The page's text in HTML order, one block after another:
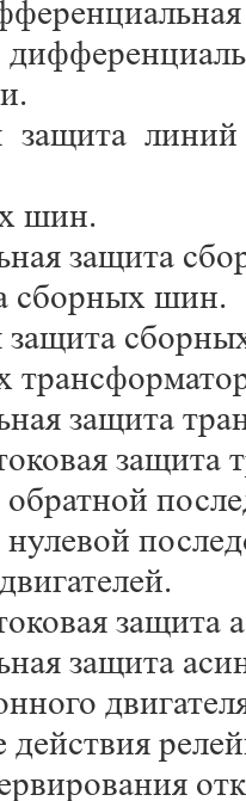
защита
шин.
защита
сборных шин.
защита
защита
защита
защита
защита
действия